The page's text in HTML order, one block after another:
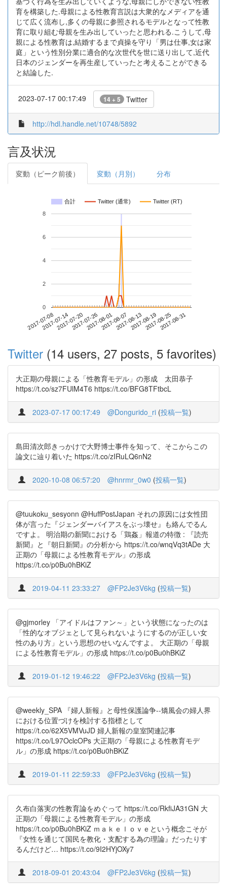
育を構築した.母親による性教育言説は大衆的なメディアを通
じて広く流布し,多くの母親に参照されるモデルとなって性教
育に取り組む母親を生み出していったと思われる.こうして,母
親による性教育は,結婚するまで貞操を守り「男は仕事,女は家
庭」という性別分業に適合的な次世代を世に送り出して,近代
日本のジェンダーを再生産していったと考えることができる
と結論した.
2023-07-17 00:17:49 14 + 5 Twitter
http://hdl.handle.net/10748/5892
言及状況
変動（ピーク前後） 変動（月別） 分布
合計 Twitter (通常) Twitter (RT)
2017-07-082017-07-142017-07-202017-07-262017-08-012017-08-072017-08-132017-08-192017-08-252017-08-31
0
2
4
6
8
Twitter (14 users, 27 posts, 5 favorites)
大正期の母親による「性教育モデル」の形成 太田恭子
https://t.co/sz7FUlM4T6 https://t.co/BFG8TFtbcL
2023-07-17 00:17:49 @Dongurido_ri (投稿一覧)
島田清次郎きっかけで大野博士事件を知って、そこからこの
論文に辿り着いた https://t.co/zIRuLQ6nN2
2020-10-08 06:57:20 @hnrmr_0w0 (投稿一覧)
@tuukoku_sesyonn @HuffPostJapan それの原因には女性団
体が言った『ジェンダーバイアスをぶっ壊せ』も絡んでるん
ですよ。 明治期の新聞における「鶏姦」報道の特徴 : 『読売
新聞』と『朝日新聞』の分析から https://t.co/wnqVq3tADe 大
正期の「母親による性教育モデル」の形成
https://t.co/p0Bu0hBKiZ
2019-04-11 23:33:27 @FP2Je3V6kg (投稿一覧)
@gjmorley 「アイドルはファン～」という状態になったのは
「性的なオブジェとして見られないようにするのが正しい女
性のあり方」という思想のせいなんですよ。 大正期の「母親
による性教育モデル」の形成 https://t.co/p0Bu0hBKiZ
2019-01-12 19:46:22 @FP2Je3V6kg (投稿一覧)
@weekly_SPA 『婦人新報』と母性保護論争--矯風会の婦人界
における位置づけを検討する指標として
https://t.co/62X5VMVuJD 婦人新報の皇室関連記事
https://t.co/L97OclcOPs 大正期の「母親による性教育モデ
ル」の形成 https://t.co/p0Bu0hBKiZ
2019-01-11 22:59:33 @FP2Je3V6kg (投稿一覧)
久布白落実の性教育論をめぐって https://t.co/RkfiJA31GN 大
正期の「母親による性教育モデル」の形成
https://t.co/p0Bu0hBKiZ ｍａｋｅｌｏｖｅという概念こそが
『女性を通じて国民を教化・支配する為の理論』だったりす
るんだけど… https://t.co/9I2HYjOXy7
2018-09-01 20:43:04 @FP2Je3V6kg (投稿一覧)